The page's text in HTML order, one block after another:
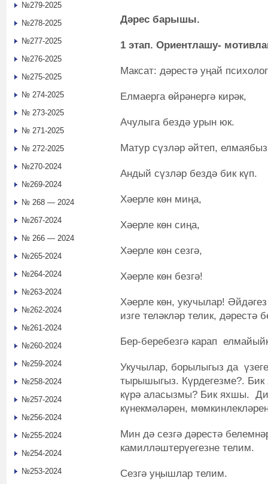
Дәрес барышы.
1 этап. Ориентлашу-
Максат: дәрестә уңай
Елмаерга өйрәнергә кирәк,
Ачулыга бездә урын юк.
Матур сүзләр әйтеп,
Андый сүзләр бездә бик күп.
Хәерле көн миңа,
Хәерле көн сиңа,
Хәерле көн сезгә,
Хәерле көн безгә!
Хәерле көн, укучылар!
изге теләкләр телик, дәрестә
Бер-беребезгә карап
Укучылар, борылыгыз да
тырышыгыз. Күрдегезме?. Бик
күрә аласызмы? Бик яхшы.
күнекмәләрен,
Мин дә сезгә дәрестә
камилләштерүегезне телим.
Сезгә уңышлар телим.
№279-2025
№278-2025
№277-2025
№276-2025
№275-2025
№ 274-2025
№ 273-2025
№ 271-2025
№ 272-2025
№270-2024
№269-2024
№ 268 — 2024
№267-2024
№ 266 — 2024
№265-2024
№264-2024
№263-2024
№262-2024
№261-2024
№260-2024
№259-2024
№258-2024
№257-2024
№256-2024
№255-2024
№254-2024
№253-2024